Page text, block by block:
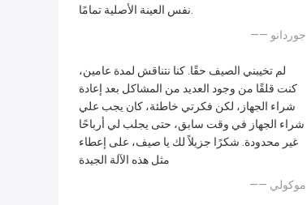
نفس العينة الأصلية تمامًا.
—— جوردانو
لم تخيبني الصيف حقًا. كنا نتناقش لمدة عامين،
كنت قلقًا من وجود العديد من المشاكل بعد إعادة
شراء الجهاز، لكن فكرتي خاطئة، كان يجب علي
شراء الجهاز في وقت سابق، حتى يجلب لي أرباحًا
غير محدودة. شكرًا جزيلاً لك يا صيف، على إعطاء
مثل هذه الآلة الجيدة
—— موكولي